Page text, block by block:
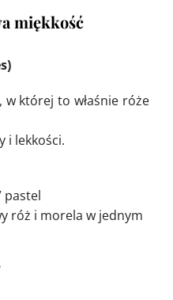
miękkość
której to właśnie róże
i lekkości.
pastel
róż i morela w jednym